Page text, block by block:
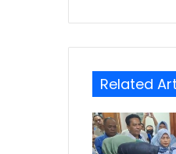
Related